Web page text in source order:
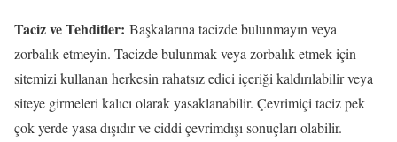
Taciz ve Tehditler: Başkalarına tacizde bulunmayın veya
zorbalık etmeyin. Tacizde bulunmak veya zorbalık etmek için
sitemizi kullanan herkesin rahatsız edici içeriği kaldırılabilir veya
siteye girmeleri kalıcı olarak yasaklanabilir. Çevrimiçi taciz pek
çok yerde yasa dışıdır ve ciddi çevrimdışı sonuçları olabilir.